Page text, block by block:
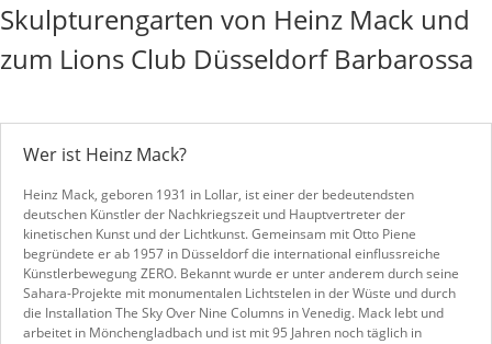
Skulpturengarten von Heinz Mack und
zum Lions Club Düsseldorf Barbarossa
Wer ist Heinz Mack?
Heinz Mack, geboren 1931 in Lollar, ist einer der bedeutendsten
deutschen Künstler der Nachkriegszeit und Hauptvertreter der
kinetischen Kunst und der Lichtkunst. Gemeinsam mit Otto Piene
begründete er ab 1957 in Düsseldorf die international einflussreiche
Künstlerbewegung ZERO. Bekannt wurde er unter anderem durch seine
Sahara-Projekte mit monumentalen Lichtstelen in der Wüste und durch
die Installation The Sky Over Nine Columns in Venedig. Mack lebt und
arbeitet in Mönchengladbach und ist mit 95 Jahren noch täglich in